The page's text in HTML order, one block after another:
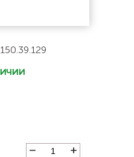
150.39.129